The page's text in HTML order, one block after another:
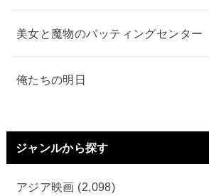
美女と魔物のバッティングセンター
俺たちの明日
ジャンルから探す
アジア映画 (2,098)